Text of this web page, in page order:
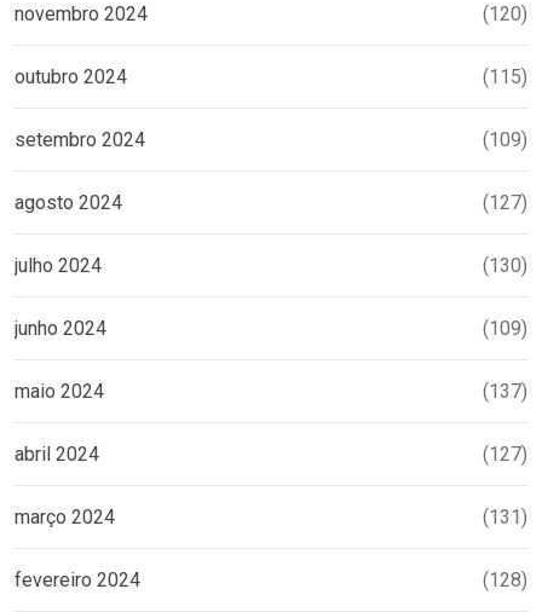
novembro 2024 (120)
outubro 2024 (115)
setembro 2024 (109)
agosto 2024 (127)
julho 2024 (130)
junho 2024 (109)
maio 2024 (137)
abril 2024 (127)
março 2024 (131)
fevereiro 2024 (128)